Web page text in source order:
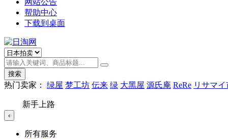
网站公告
帮助中心
下载到桌面
搜索
热门卖家： 绿屋 梦工坊 伝来 绿 大黑屋 源氏庵 ReRe リサマ
新手上路
‹
所有服务